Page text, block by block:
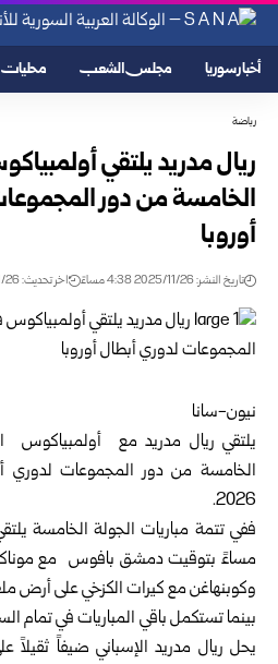
أخبار سوريا مجلس الشعب محليات
رياضة
ريال مدريد يلتقي
الخامسة من دور
أوروبا
تاريخ النشر: 2025/11/26 4:38 مساءً اخر تحديث: 2025/11/26 5:29 مساءً
نيون-سانا
يلتقي ريال مدريد مع أولمبياكوس
2026.
ففي تتمة مباريات الجولة الخامسة
مساءً بتوقيت دمشق بافوس مع
وكوبنهاغن مع كيرات الكزخي على أرض
بينما تستكمل باقي المباريات في تمام
يحل ريال مدريد الإسباني ضيفاً ثقيلاً